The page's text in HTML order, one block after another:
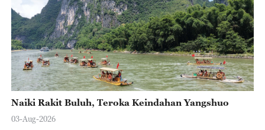
Naiki Rakit Buluh, Teroka Keindahan Yangshuo
03-Aug-2026